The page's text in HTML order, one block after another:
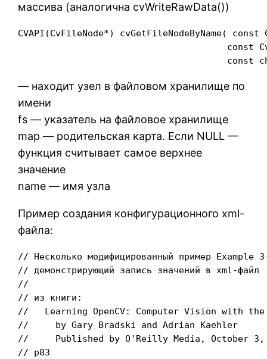
массива (аналогична cvWriteRawData())
CVAPI(CvFileNode*) cvGetFileNodeByName(
const
const
— находит узел в файловом хранилище по
имени
fs — указатель на файловое хранилище
map — родительская карта. Если NULL —
функция считывает самое верхнее
значение
name — имя узла
Пример создания конфигурационного xml-
файла:
// Несколько модифицированный пример Example
// демонстрирующий запись значений в xml-файл
//
// из книги:
//   Learning OpenCV: Computer Vision with the
//     by Gary Bradski and Adrian Kaehler
//     Published by O'Reilly Media, October 3,
// p83